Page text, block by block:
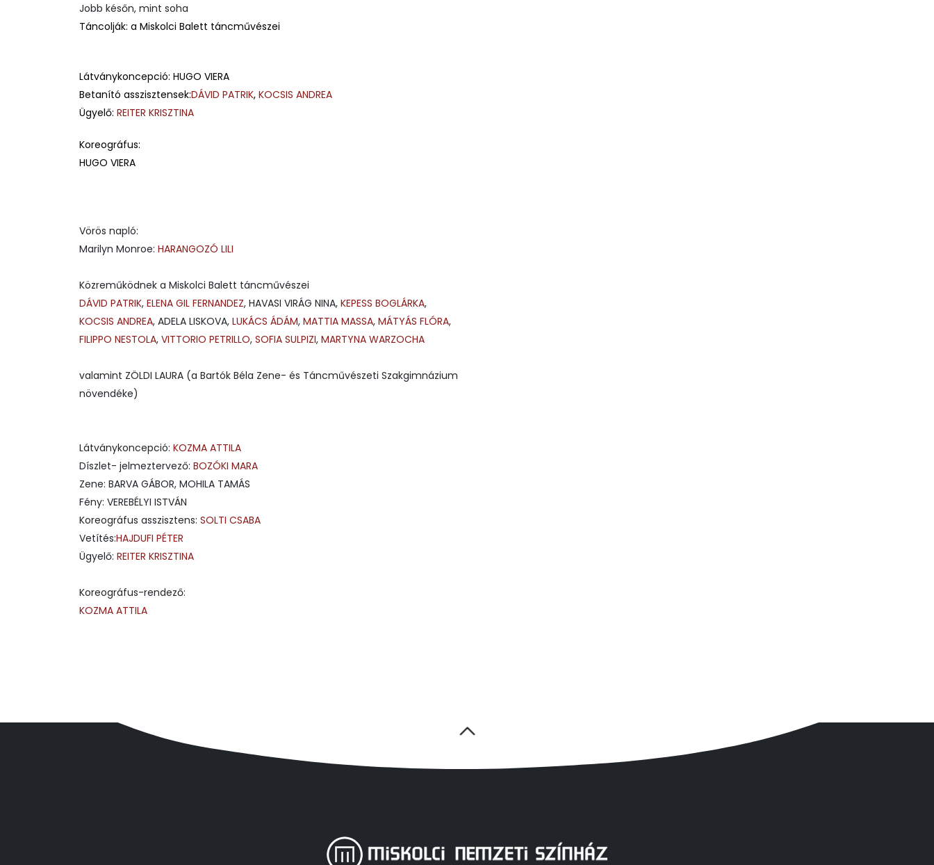
Jobb későn, mint soha
Táncolják: a Miskolci Balett táncművészei
Látványkoncepció: HUGO VIERA
Betanító asszisztensek:DÁVID PATRIK, KOCSIS ANDREA
Ügyelő: REITER KRISZTINA
Koreográfus:
HUGO VIERA
Vörös napló:
Marilyn Monroe: HARANGOZÓ LILI
Közreműködnek a Miskolci Balett táncművészei
DÁVID PATRIK, ELENA GIL FERNANDEZ, HAVASI VIRÁG NINA, KEPESS BOGLÁRKA,
KOCSIS ANDREA, ADELA LISKOVA, LUKÁCS ÁDÁM, MATTIA MASSA, MÁTYÁS FLÓRA,
FILIPPO NESTOLA, VITTORIO PETRILLO, SOFIA SULPIZI, MARTYNA WARZOCHA
valamint ZÖLDI LAURA (a Bartók Béla Zene- és Táncművészeti Szakgimnázium
növendéke)
Látványkoncepció: KOZMA ATTILA
Díszlet- jelmeztervező: BOZÓKI MARA
Zene: BARVA GÁBOR, MOHILA TAMÁS
Fény: VEREBÉLYI ISTVÁN
Koreográfus asszisztens: SOLTI CSABA
Vetítés:HAJDUFI PÉTER
Ügyelő: REITER KRISZTINA
Koreográfus-rendező:
KOZMA ATTILA